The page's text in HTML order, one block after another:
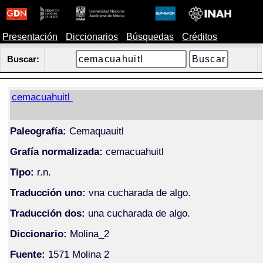
Presentación Diccionarios Búsquedas Créditos
Buscar:
cemacuahuitl
Paleografía: Cemaquauitl
Grafía normalizada: cemacuahuitl
Tipo: r.n.
Traducción uno: vna cucharada de algo.
Traducción dos: una cucharada de algo.
Diccionario: Molina_2
Fuente: 1571 Molina 2